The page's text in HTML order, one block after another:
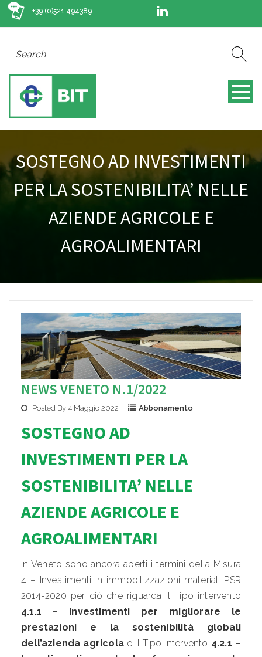
+39 (0)521 494389
SOSTEGNO AD INVESTIMENTI
PER LA SOSTENIBILITA’ NELLE
AZIENDE AGRICOLE E
AGROALIMENTARI
NEWS VENETO N.1/2022
Posted By 4 Maggio 2022 Abbonamento
SOSTEGNO AD
INVESTIMENTI PER LA
SOSTENIBILITA’ NELLE
AZIENDE AGRICOLE E
AGROALIMENTARI
In Veneto sono ancora aperti i termini della Misura
4 – Investimenti in immobilizzazioni materiali PSR
2014-2020 per ciò che riguarda il Tipo intervento
4.1.1 – Investimenti per migliorare le
prestazioni e la sostenibilità globali
dell’azienda agricola e il Tipo intervento 4.2.1 –